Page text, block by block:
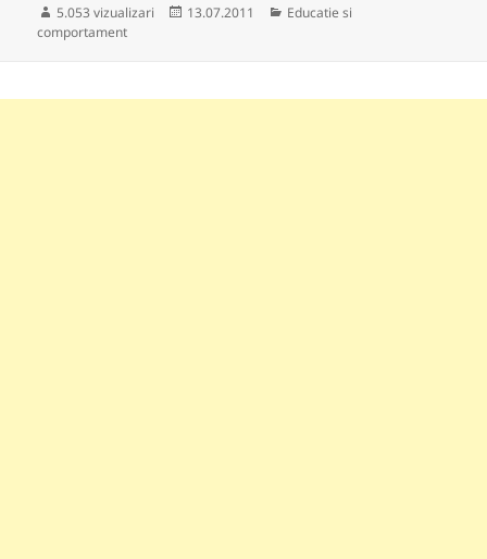
5.053 vizualizari
Publicat
13.07.2011 Categorii
Educatie si
comportament